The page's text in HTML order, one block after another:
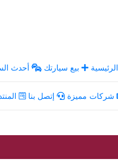
الرئيسية بيع سيارتك أحدث
شركات مميزة إتصل بنا